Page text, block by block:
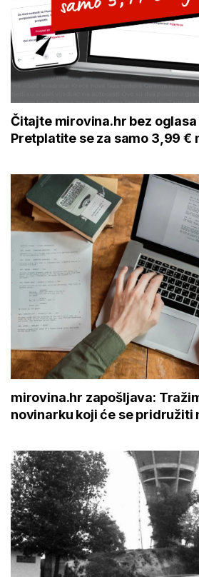
Čitajte mirovina.hr bez
Pretplatite se za samo 3,99 €
mirovina.hr zapošljava:
novinarku koji će se pridružiti